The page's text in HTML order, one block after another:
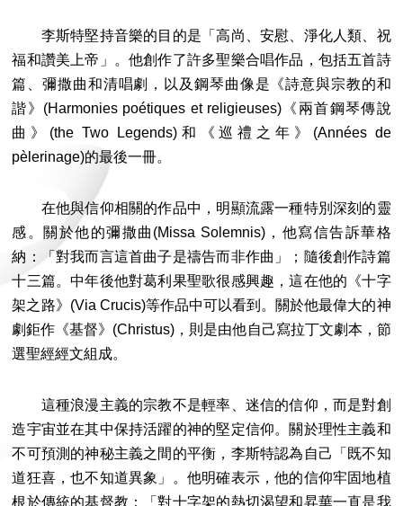
李斯特堅持音樂的目的是「高尚、安慰、淨化人類、祝
福和讚美上帝」。他創作了許多聖樂合唱作品，包括五首詩
篇、彌撒曲和清唱劇，以及鋼琴曲像是《詩意與宗教的和
諧》(Harmonies poétiques et religieuses)《兩首鋼琴傳說
曲》(the Two Legends)和《巡禮之年》(Années de
pèlerinage)的最後一冊。
在他與信仰相關的作品中，明顯流露一種特別深刻的靈
感。關於他的彌撒曲(Missa Solemnis)，他寫信告訴華格
納：「對我而言這首曲子是禱告而非作曲」；隨後創作詩篇
十三篇。中年後他對葛利果聖歌很感興趣，這在他的《十字
架之路》(Via Crucis)等作品中可以看到。關於他最偉大的神
劇鉅作《基督》(Christus)，則是由他自己寫拉丁文劇本，節
選聖經經文組成。
這種浪漫主義的宗教不是輕率、迷信的信仰，而是對創
造宇宙並在其中保持活躍的神的堅定信仰。關於理性主義和
不可預測的神秘主義之間的平衡，李斯特認為自己「既不知
道狂喜，也不知道異象」。他明確表示，他的信仰牢固地植
根於傳統的基督教：「對十字架的熱切渴望和昇華一直是我